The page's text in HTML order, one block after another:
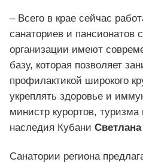
– Всего в крае сейчас
санаториев и пансионатов
организации имеют
базу, которая позволяет
профилактикой широкого
укреплять здоровье и
министр курортов,
наследия Кубани
Санатории региона